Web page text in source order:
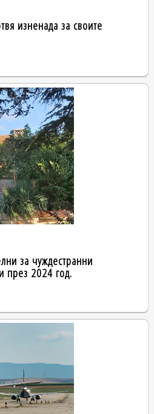
изненада за своите
за чуждестранни
през 2024 год.